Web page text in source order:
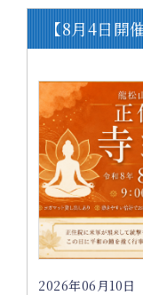
【8月4日開
2026年06月10日